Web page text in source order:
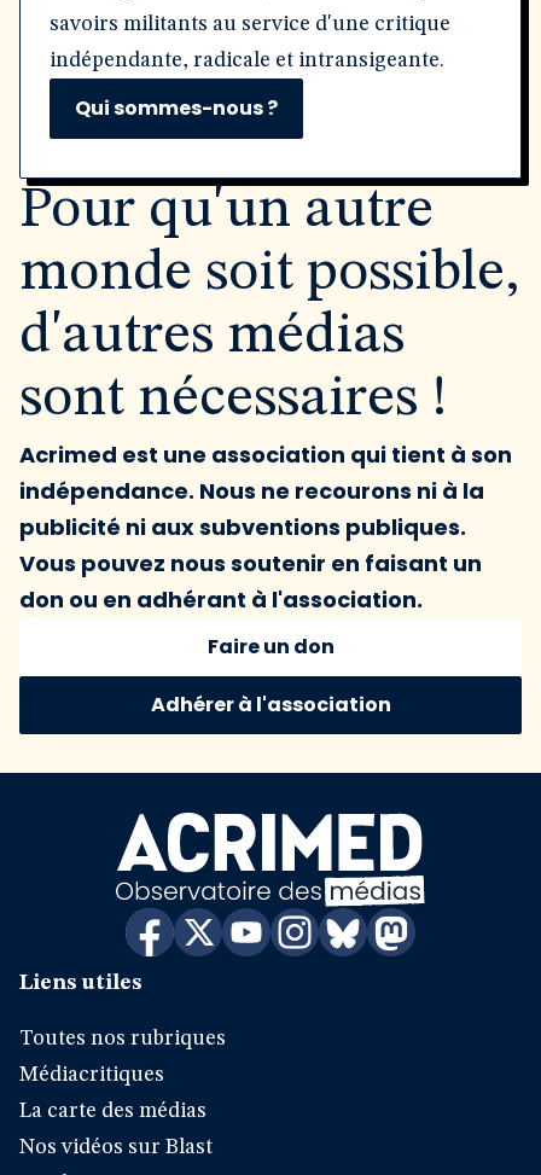
savoirs militants au service d'une critique
indépendante, radicale et intransigeante.
Qui sommes-nous ?
Pour qu'un autre
monde soit possible,
d'autres médias
sont nécessaires !
Acrimed est une association qui tient à son
indépendance. Nous ne recourons ni à la
publicité ni aux subventions publiques.
Vous pouvez nous soutenir en faisant un
don ou en adhérant à l'association.
Faire un don
Adhérer à l'association
Liens utiles
Toutes nos rubriques
Médiacritiques
La carte des médias
Nos vidéos sur Blast